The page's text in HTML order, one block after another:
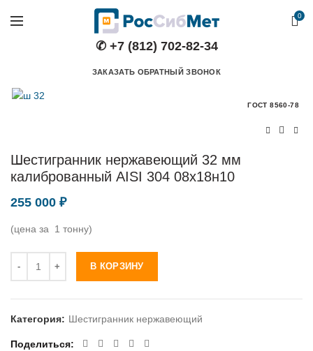
0
✆ +7 (812) 702-82-34
ЗАКАЗАТЬ ОБРАТНЫЙ ЗВОНОК
ГОСТ 8560-78
Шестигранник нержавеющий 32 мм
калиброванный AISI 304 08х18н10
255 000 ₽
(цена за 1 тонну)
В КОРЗИНУ
Категория: Шестигранник нержавеющий
Поделиться